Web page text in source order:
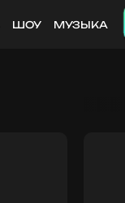
ШОУ МУЗЫКА